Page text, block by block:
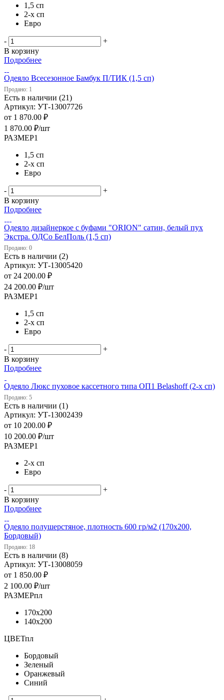
1,5 сп
2-х сп
Евро
-
+
В корзину
Подробнее
Одеяло Всесезонное Бамбук П/ТИК (1,5 сп)
Продано: 1
Есть в наличии (21)
Артикул: УТ-13007726
от 1 870.00 ₽
1 870.00 ₽/шт
РАЗМЕР1
1,5 сп
2-х сп
Евро
-
+
В корзину
Подробнее
Одеяло дизайнеркое с буфами "ORION" сатин, белый пух
Экстра. ОДСо БелПоль (1,5 сп)
Продано: 0
Есть в наличии (2)
Артикул: УТ-13005420
от 24 200.00 ₽
24 200.00 ₽/шт
РАЗМЕР1
1,5 сп
2-х сп
Евро
-
+
В корзину
Подробнее
Одеяло Люкс пуховое кассетного типа ОП1 Belashoff (2-х сп)
Продано: 5
Есть в наличии (1)
Артикул: УТ-13002439
от 10 200.00 ₽
10 200.00 ₽/шт
РАЗМЕР1
2-х сп
Евро
-
+
В корзину
Подробнее
Одеяло полушерстяное, плотность 600 гр/м2 (170х200,
Бордовый)
Продано: 18
Есть в наличии (8)
Артикул: УТ-13008059
от 1 850.00 ₽
2 100.00 ₽/шт
РАЗМЕРпл
170х200
140х200
ЦВЕТпл
Бордовый
Зеленый
Оранжевый
Синий